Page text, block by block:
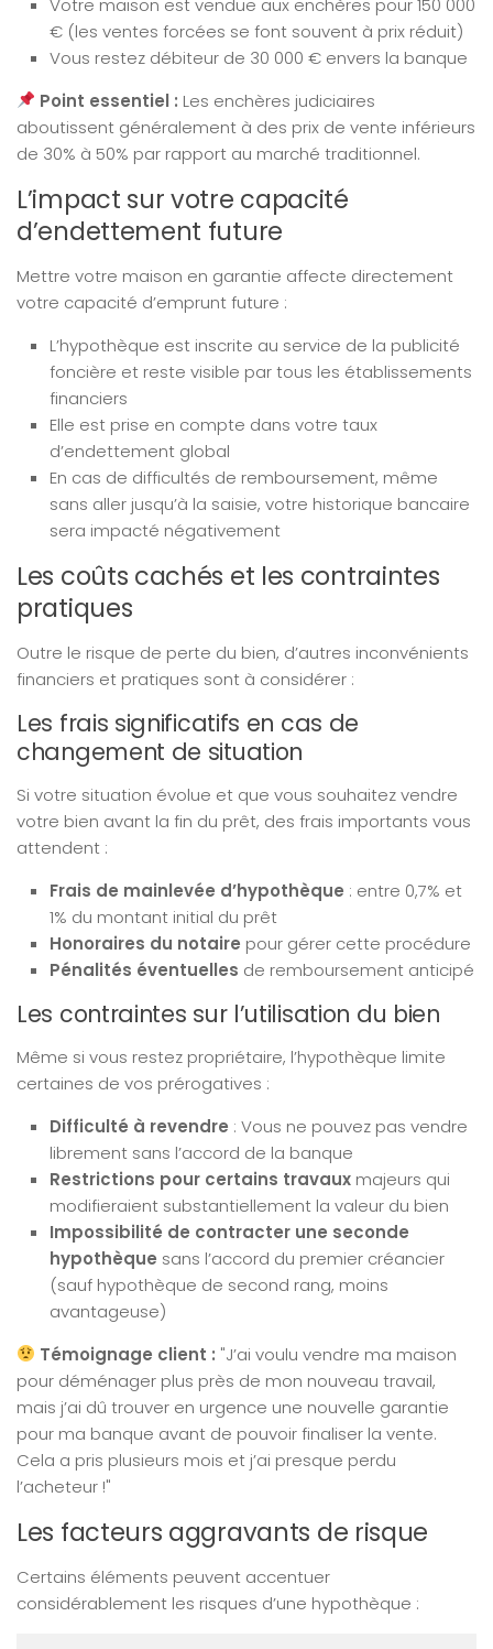
Votre maison est vendue aux enchères pour 150 000
€ (les ventes forcées se font souvent à prix réduit)
Vous restez débiteur de 30 000 € envers la banque
Point essentiel : Les enchères judiciaires
aboutissent généralement à des prix de vente inférieurs
de 30% à 50% par rapport au marché traditionnel.
L’impact sur votre capacité
d’endettement future
Mettre votre maison en garantie affecte directement
votre capacité d’emprunt future :
L’hypothèque est inscrite au service de la publicité
foncière et reste visible par tous les établissements
financiers
Elle est prise en compte dans votre taux
d’endettement global
En cas de difficultés de remboursement, même
sans aller jusqu’à la saisie, votre historique bancaire
sera impacté négativement
Les coûts cachés et les contraintes
pratiques
Outre le risque de perte du bien, d’autres inconvénients
financiers et pratiques sont à considérer :
Les frais significatifs en cas de
changement de situation
Si votre situation évolue et que vous souhaitez vendre
votre bien avant la fin du prêt, des frais importants vous
attendent :
Frais de mainlevée d’hypothèque : entre 0,7% et
1% du montant initial du prêt
Honoraires du notaire pour gérer cette procédure
Pénalités éventuelles de remboursement anticipé
Les contraintes sur l’utilisation du bien
Même si vous restez propriétaire, l’hypothèque limite
certaines de vos prérogatives :
Difficulté à revendre : Vous ne pouvez pas vendre
librement sans l’accord de la banque
Restrictions pour certains travaux majeurs qui
modifieraient substantiellement la valeur du bien
Impossibilité de contracter une seconde
hypothèque sans l’accord du premier créancier
(sauf hypothèque de second rang, moins
avantageuse)
Témoignage client : "J’ai voulu vendre ma maison
pour déménager plus près de mon nouveau travail,
mais j’ai dû trouver en urgence une nouvelle garantie
pour ma banque avant de pouvoir finaliser la vente.
Cela a pris plusieurs mois et j’ai presque perdu
l’acheteur !"
Les facteurs aggravants de risque
Certains éléments peuvent accentuer
considérablement les risques d’une hypothèque :